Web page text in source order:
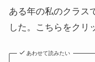
ある年の私のクラス
した。こちらをクリ
あわせて読みたい